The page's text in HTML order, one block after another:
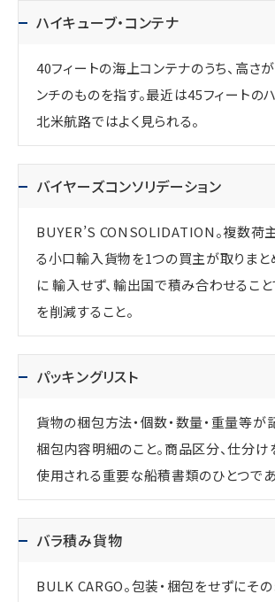
ハイキューブ・コンテナ
40フィートの海上コンテナのうち、高さ
ンチのものを指す。最近は45フィートの
北米航路ではよく見られる。
バイヤーズコンソリデーション
BUYER’S CONSOLIDATION。複数荷
る小口輸入貨物を1つの買主が取りまと
に 輸入せず、輸出国で積み合わせるこ
を削減すること。
パッキングリスト
貨物の梱包方法・個数・数量・重量等が
梱包内容明細のこと。商品区分、仕分け
使用される重要な船積書類のひとつであ
バラ積み貨物
BULK CARGO。包装・梱包をせずにそ